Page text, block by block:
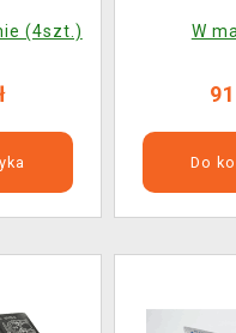
(4szt.) W
Do